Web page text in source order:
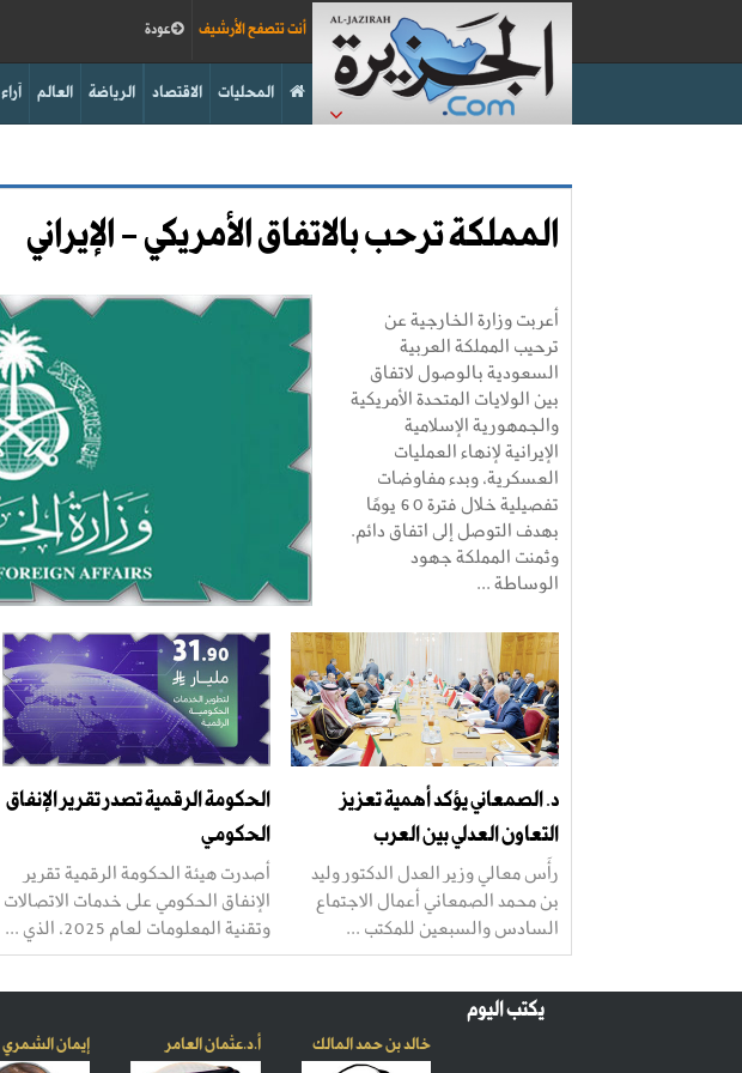
عودة أنت تتصفح الأرشيف
آراء العالم الرياضة الاقتصاد المحليات
المملكة ترحب بالاتفاق الأمريكي - الإيراني
أعربت وزارة الخارجية عن
ترحيب المملكة العربية
السعودية بالوصول لاتفاق
بين الولايات المتحدة الأمريكية
والجمهورية الإسلامية
الإيرانية لإنهاء العمليات
العسكرية، وبدء مفاوضات
تفصيلية خلال فترة 60 يومًا
بهدف التوصل إلى اتفاق دائم.
وثمنت المملكة جهود
الوساطة ...
د. الصمعاني يؤكد أهمية تعزيز
التعاون العدلي بين العرب
رأَس معالي وزير العدل الدكتور وليد
بن محمد الصمعاني أعمال الاجتماع
السادس والسبعين للمكتب ...
الحكومة الرقمية تصدر تقرير الإنفاق
الحكومي
أصدرت هيئة الحكومة الرقمية تقرير
الإنفاق الحكومي على خدمات الاتصالات
وتقنية المعلومات لعام 2025، الذي ...
يكتب اليوم
خالد بن حمد المالك أ.د.عثمان العامر إيمان الشمري